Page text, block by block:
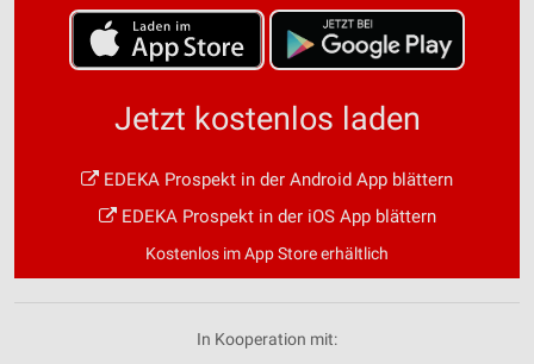
Jetzt kostenlos laden
EDEKA Prospekt in der Android App blättern
EDEKA Prospekt in der iOS App blättern
Kostenlos im App Store erhältlich
In Kooperation mit: